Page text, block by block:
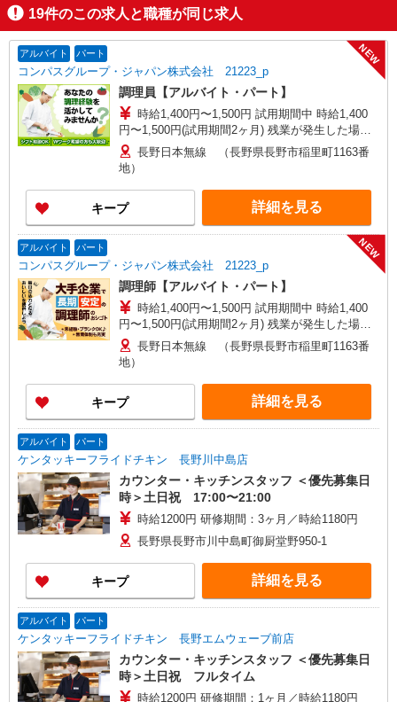
19件のこの求人と職種が同じ求人
アルバイト パート
コンパスグループ・ジャパン株式会社 21223_p
NEW
調理員【アルバイト・パート】
時給1,400円〜1,500円 試用期間中 時給1,400
円〜1,500円(試用期間2ヶ月) 残業が発生した場
合、残業代を1分単位で別途支給します。
長野日本無線 （長野県長野市稲里町1163番
地）
キープ 詳細を見る
アルバイト パート
コンパスグループ・ジャパン株式会社 21223_p
NEW
調理師【アルバイト・パート】
時給1,400円〜1,500円 試用期間中 時給1,400
円〜1,500円(試用期間2ヶ月) 残業が発生した場
合、残業代を1分単位で別途支給します。
長野日本無線 （長野県長野市稲里町1163番
地）
キープ 詳細を見る
アルバイト パート
ケンタッキーフライドチキン 長野川中島店
カウンター・キッチンスタッフ ＜優先募集日
時＞土日祝 17:00〜21:00
時給1200円 研修期間：3ヶ月／時給1180円
長野県長野市川中島町御厨堂野950-1
キープ 詳細を見る
アルバイト パート
ケンタッキーフライドチキン 長野エムウェーブ前店
カウンター・キッチンスタッフ ＜優先募集日
時＞土日祝 フルタイム
時給1200円 研修期間：1ヶ月／時給1180円